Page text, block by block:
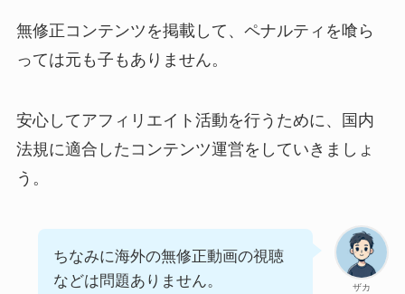
無修正コンテンツを掲載して、ペナルティを喰ら
っては元も子もありません。
安心してアフィリエイト活動を行うために、国内
法規に適合したコンテンツ運営をしていきましょ
う。
ザカ
ちなみに海外の無修正動画の視聴
などは問題ありません。